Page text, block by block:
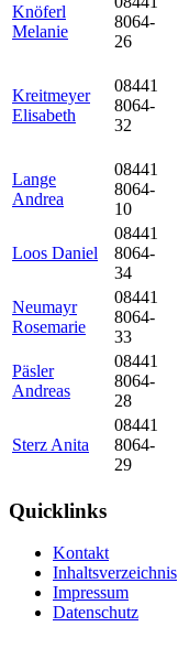
Knöferl
Melanie
8064-
26
Kreitmeyer
Elisabeth
08441
8064-
32
Lange
Andrea
08441
8064-
10
Loos Daniel
08441
8064-
34
Neumayr
Rosemarie
08441
8064-
33
Päsler
Andreas
08441
8064-
28
Sterz Anita
08441
8064-
29
Quicklinks
Kontakt
Inhaltsverzeichnis
Impressum
Datenschutz